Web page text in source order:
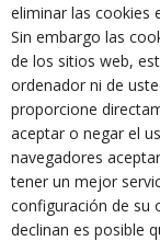
eliminar las cookies
Sin embargo las
de los sitios web,
ordenador ni de
proporcione
aceptar o negar el
navegadores
tener un mejor
configuración de su
declinan es posible